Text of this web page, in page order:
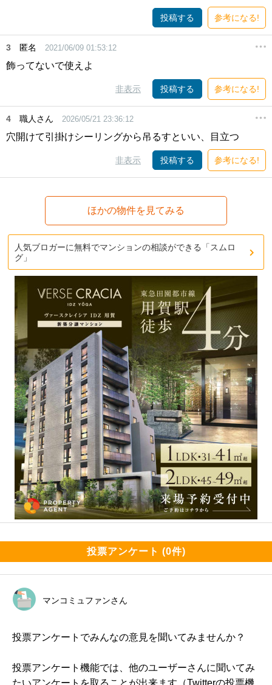
投稿する 参考になる!
3 匿名 2021/06/09 01:53:12
飾ってないで使えよ
非表示 投稿する 参考になる!
4 職人さん 2026/05/21 23:36:12
穴開けて引掛けシーリングから吊るすといい、目立つ
非表示 投稿する 参考になる!
ほかの物件を見てみる
人気ブロガーに無料でマンションの相談ができる「スムロ
グ」
投票アンケート (0件)
マンコミュファンさん
投票アンケートでみんなの意見を聞いてみませんか？
投票アンケート機能では、他のユーザーさんに聞いてみ
たいアンケートを取ることが出来ます（Twitterの投票機